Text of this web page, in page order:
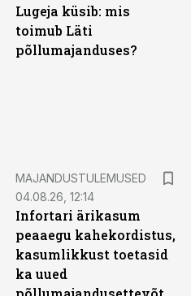
Lugeja küsib: mis
toimub Läti
põllumajanduses?
MAJANDUSTULEMUSED
04.08.26, 12:14
Infortari ärikasum
peaaegu kahekordistus,
kasumlikkust toetasid
ka uued